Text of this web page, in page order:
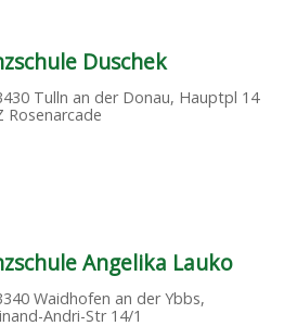
Duschek
Tulln an der Donau, Hauptpl 14
Rosenarcade
Angelika Lauko
Waidhofen an der Ybbs,
Andri-Str 14/1